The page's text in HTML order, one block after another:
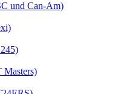
und Can-Am)
Masters)